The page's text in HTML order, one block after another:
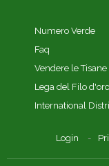
Numero Verde
Faq
Vendere le Tisane
Lega del Filo d'oro
International
Login